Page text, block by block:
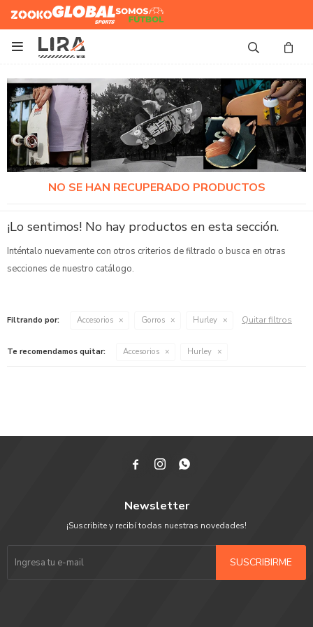
Zooko Global Sports
Somos
Futbol

NO SE HAN RECUPERADO PRODUCTOS
¡Lo sentimos! No hay productos en esta sección.
Inténtalo nuevamente con otros criterios de filtrado o busca en otras
secciones de nuestro catálogo.
Filtrando por: Accesorios Gorros Hurley Quitar filtros
Te recomendamos quitar: Accesorios Hurley
  
Newsletter
¡Suscribite y recibí todas nuestras novedades!
SUSCRIBIRME